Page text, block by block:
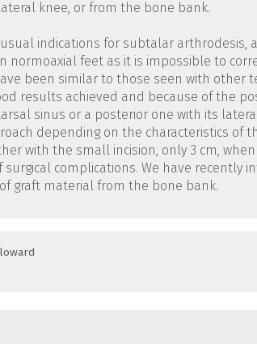
knee, or from the bone bank.
indications for subtalar arthrodesis,
feet as it is impossible to
been similar to those seen with other
results achieved and because of the
sinus or a posterior one with its
depending on the characteristics of
with the small incision, only 3 cm,
complications. We have recently
graft material from the bone bank.